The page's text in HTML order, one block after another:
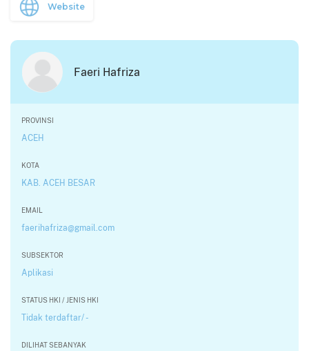
Website
Faeri Hafriza
PROVINSI
ACEH
KOTA
KAB. ACEH BESAR
EMAIL
faerihafriza@gmail.com
SUBSEKTOR
Aplikasi
STATUS HKI / JENIS HKI
Tidak terdaftar/ -
DILIHAT SEBANYAK